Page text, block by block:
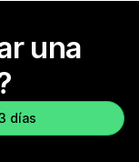
una
días